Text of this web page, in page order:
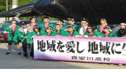
Previous